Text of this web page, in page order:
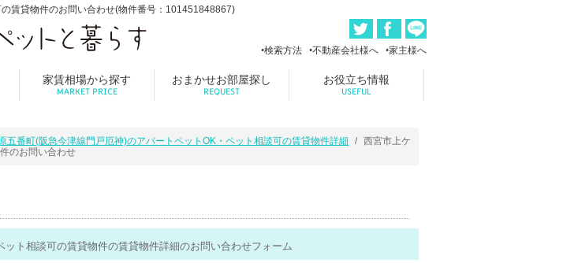
賃貸物件のお問い合わせ(物件番号：101451848867)
検索方法 不動産会社様へ 家主様へ
家賃相場から探す
MARKET PRICE
おまかせお部屋探し
REQUEST
お役立ち情報
USEFUL
五番町(阪急今津線門戸厄神)のアパートペットOK・ペット相談可の賃貸物件詳細
西宮市上ケ
のお問い合わせ
ト相談可の賃貸物件の賃貸物件詳細のお問い合わせフォーム